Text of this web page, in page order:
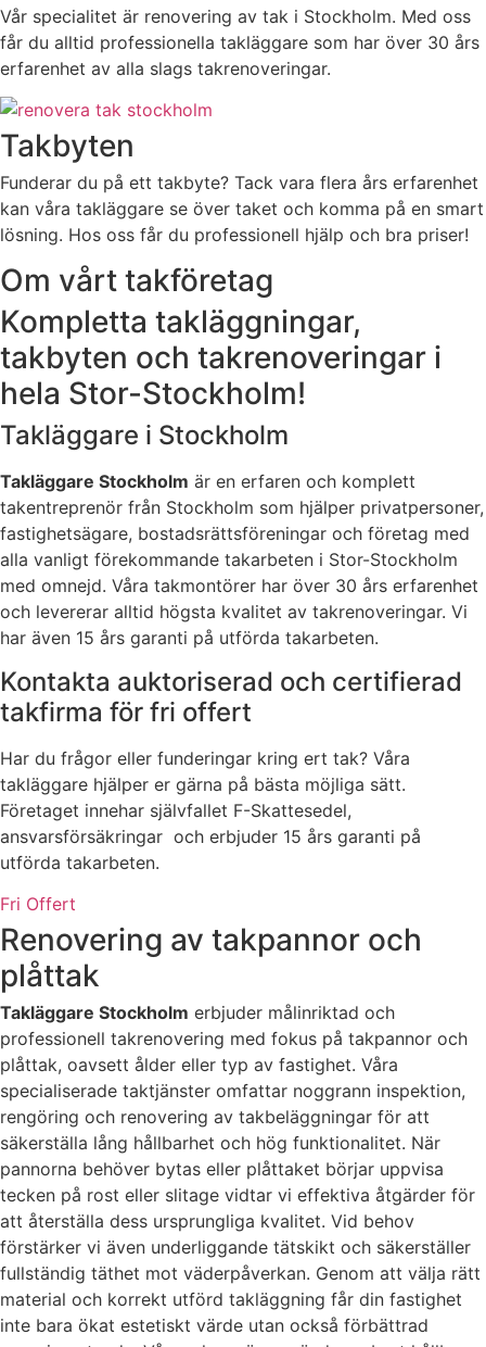
Vår specialitet är renovering av tak i Stockholm. Med oss
får du alltid professionella takläggare som har över 30 års
erfarenhet av alla slags takrenoveringar.
Takbyten
Funderar du på ett takbyte? Tack vara flera års erfarenhet
kan våra takläggare se över taket och komma på en smart
lösning. Hos oss får du professionell hjälp och bra priser!
Om vårt takföretag
Kompletta takläggningar,
takbyten och takrenoveringar i
hela Stor-Stockholm!
Takläggare i Stockholm
Takläggare Stockholm är en erfaren och komplett
takentreprenör från Stockholm som hjälper privatpersoner,
fastighetsägare, bostadsrättsföreningar och företag med
alla vanligt förekommande takarbeten i Stor-Stockholm
med omnejd. Våra takmontörer har över 30 års erfarenhet
och levererar alltid högsta kvalitet av takrenoveringar. Vi
har även 15 års garanti på utförda takarbeten.
Kontakta auktoriserad och certifierad
takfirma för fri offert
Har du frågor eller funderingar kring ert tak? Våra
takläggare hjälper er gärna på bästa möjliga sätt.
Företaget innehar självfallet F-Skattesedel,
ansvarsförsäkringar och erbjuder 15 års garanti på
utförda takarbeten.
Fri Offert
Renovering av takpannor och
plåttak
Takläggare Stockholm erbjuder målinriktad och
professionell takrenovering med fokus på takpannor och
plåttak, oavsett ålder eller typ av fastighet. Våra
specialiserade taktjänster omfattar noggrann inspektion,
rengöring och renovering av takbeläggningar för att
säkerställa lång hållbarhet och hög funktionalitet. När
pannorna behöver bytas eller plåttaket börjar uppvisa
tecken på rost eller slitage vidtar vi effektiva åtgärder för
att återställa dess ursprungliga kvalitet. Vid behov
förstärker vi även underliggande tätskikt och säkerställer
fullständig täthet mot väderpåverkan. Genom att välja rätt
material och korrekt utförd takläggning får din fastighet
inte bara ökat estetiskt värde utan också förbättrad